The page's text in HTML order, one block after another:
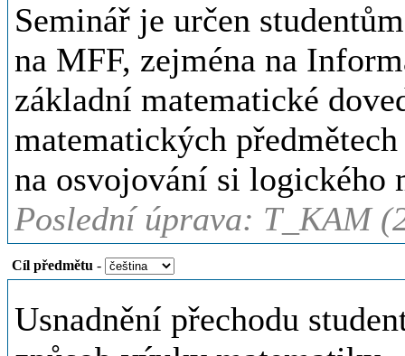
Seminář je určen
na MFF, zejména na
základní matematické
matematických
na osvojování si logického
Poslední úprava: T_KAM
Cíl předmětu -
Usnadnění přechodu